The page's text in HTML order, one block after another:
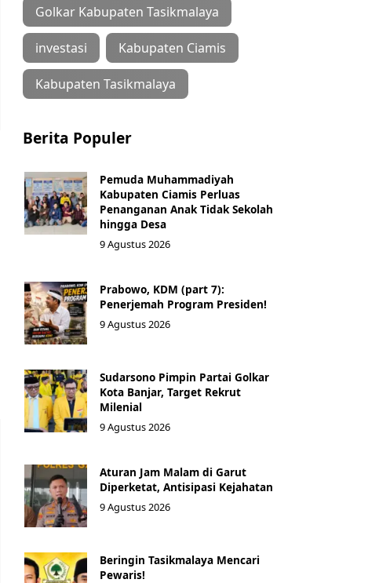
Golkar Kabupaten Tasikmalaya
investasi Kabupaten Ciamis
Kabupaten Tasikmalaya
Berita Populer
Pemuda Muhammadiyah
Kabupaten Ciamis Perluas
Penanganan Anak Tidak Sekolah
hingga Desa
9 Agustus 2026
Prabowo, KDM (part 7):
Penerjemah Program Presiden!
9 Agustus 2026
Sudarsono Pimpin Partai Golkar
Kota Banjar, Target Rekrut
Milenial
9 Agustus 2026
Aturan Jam Malam di Garut
Diperketat, Antisipasi Kejahatan
9 Agustus 2026
Beringin Tasikmalaya Mencari
Pewaris!